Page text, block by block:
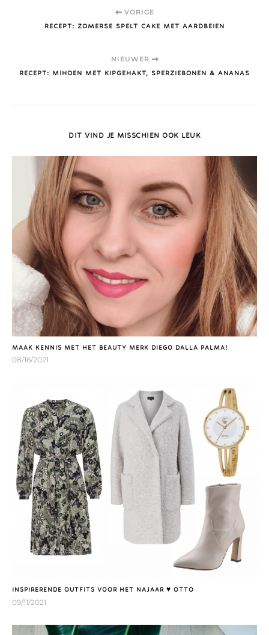
VORIGE
RECEPT: ZOMERSE SPELT CAKE MET AARDBEIEN
NIEUWER
RECEPT: MIHOEN MET KIPGEHAKT, SPERZIEBONEN & ANANAS
DIT VIND JE MISSCHIEN OOK LEUK
MAAK KENNIS MET HET BEAUTY MERK DIEGO DALLA PALMA!
08/16/2021
INSPIRERENDE OUTFITS VOOR HET NAJAAR ♥ OTTO
09/11/2021